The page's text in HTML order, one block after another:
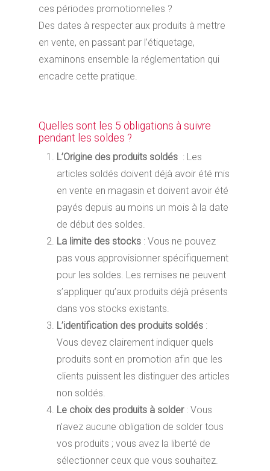
ces périodes promotionnelles ?
Des dates à respecter aux produits à mettre
en vente, en passant par l’étiquetage,
examinons ensemble la réglementation qui
encadre cette pratique.
Quelles sont les 5 obligations à suivre
pendant les soldes ?
L’Origine des produits soldés : Les
articles soldés doivent déjà avoir été mis
en vente en magasin et doivent avoir été
payés depuis au moins un mois à la date
de début des soldes.
La limite des stocks : Vous ne pouvez
pas vous approvisionner spécifiquement
pour les soldes. Les remises ne peuvent
s’appliquer qu’aux produits déjà présents
dans vos stocks existants.
L’identification des produits soldés :
Vous devez clairement indiquer quels
produits sont en promotion afin que les
clients puissent les distinguer des articles
non soldés.
Le choix des produits à solder: Vous
n’avez aucune obligation de solder tous
vos produits ; vous avez la liberté de
sélectionner ceux que vous souhaitez.